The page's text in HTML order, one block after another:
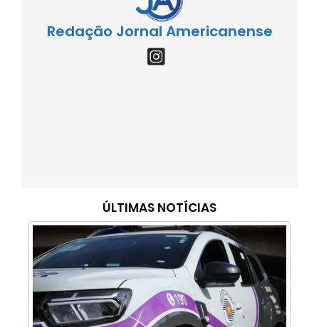
Redação Jornal Americanense
ÚLTIMAS NOTÍCIAS